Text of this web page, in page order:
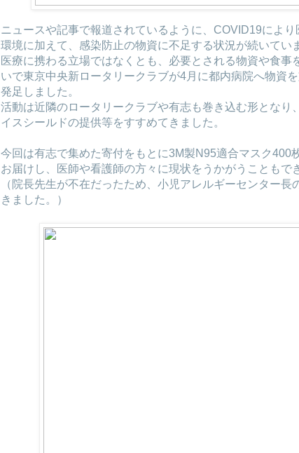
ニュースや記事で報道されているように、COVID19によ
環境に加えて、感染防止の物資に不足する状況が続いてい
医療に携わる立場ではなくとも、必要とされる物資や食事
いで東京中央新ロータリークラブが4月に都内病院へ物資
発足しました。
活動は近隣のロータリークラブや有志も巻き込む形となり
イスシールドの提供等をすすめてきました。
今回は有志で集めた寄付をもとに3M製N95適合マスク400
お届けし、医師や看護師の方々に現状をうかがうこともで
（院長先生が不在だったため、小児アレルギーセンター長
きました。）